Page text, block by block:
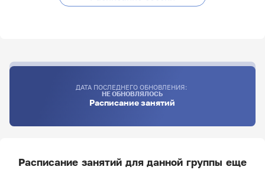
ДАТА ПОСЛЕДНЕГО ОБНОВЛЕНИЯ:
НЕ ОБНОВЛЯЛОСЬ
Расписание занятий
Расписание занятий для данной группы еще